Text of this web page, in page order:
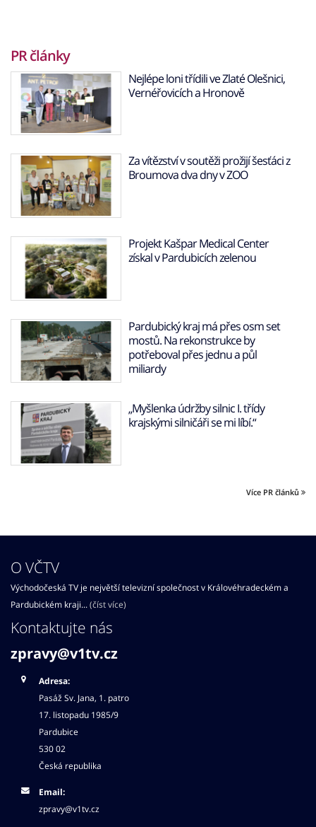
PR články
Nejlépe loni třídili ve Zlaté Olešnici,
Vernéřovicích a Hronově
Za vítězství v soutěži prožijí šesťáci z
Broumova dva dny v ZOO
Projekt Kašpar Medical Center
získal v Pardubicích zelenou
Pardubický kraj má přes osm set
mostů. Na rekonstrukce by
potřeboval přes jednu a půl
miliardy
„Myšlenka údržby silnic I. třídy
krajskými silničáři se mi líbí.“
Více PR článků
O VČTV
Východočeská TV je největší televizní společnost v Královéhradeckém a
Pardubickém kraji... (číst více)
Kontaktujte nás
zpravy@v1tv.cz
Adresa:
Pasáž Sv. Jana, 1. patro
17. listopadu 1985/9
Pardubice
530 02
Česká republika
Email:
zpravy@v1tv.cz